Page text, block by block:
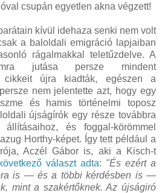
csupán egyetlen akna végzett!
kívül idehaza senki nem volt
a baloldali emigráció lapjaiban
rágalmakkal teletűzdelve. A
jutása persze mindent
cikkeit újra kiadták, egészen a
nem jelentette azt, hogy egy
és hamis történelmi toposz
újságírók egy része továbbra
és foggal-körömmel
Horthy-képet. Így tett például a
Aczél Gábor is, aki a Kisch-t
következő választ adta: "És ezért a
is — és a többi kérdésben is —
mint a szakértőknek. Az újságiró